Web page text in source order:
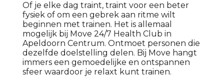
Of je elke dag traint, traint voor een beter
fysiek of om een gebrek aan ritme wilt
beginnen met trainen. Het is allemaal
mogelijk bij Move 24/7 Health Club in
Apeldoorn Centrum. Ontmoet personen die
dezelfde doelstelling delen. Bij Move hangt
immers een gemoedelijke en ontspannen
sfeer waardoor je relaxt kunt trainen.